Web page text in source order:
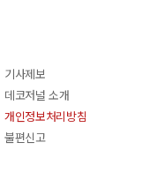
기사제보
데코저널 소개
개인정보처리방침
불편신고